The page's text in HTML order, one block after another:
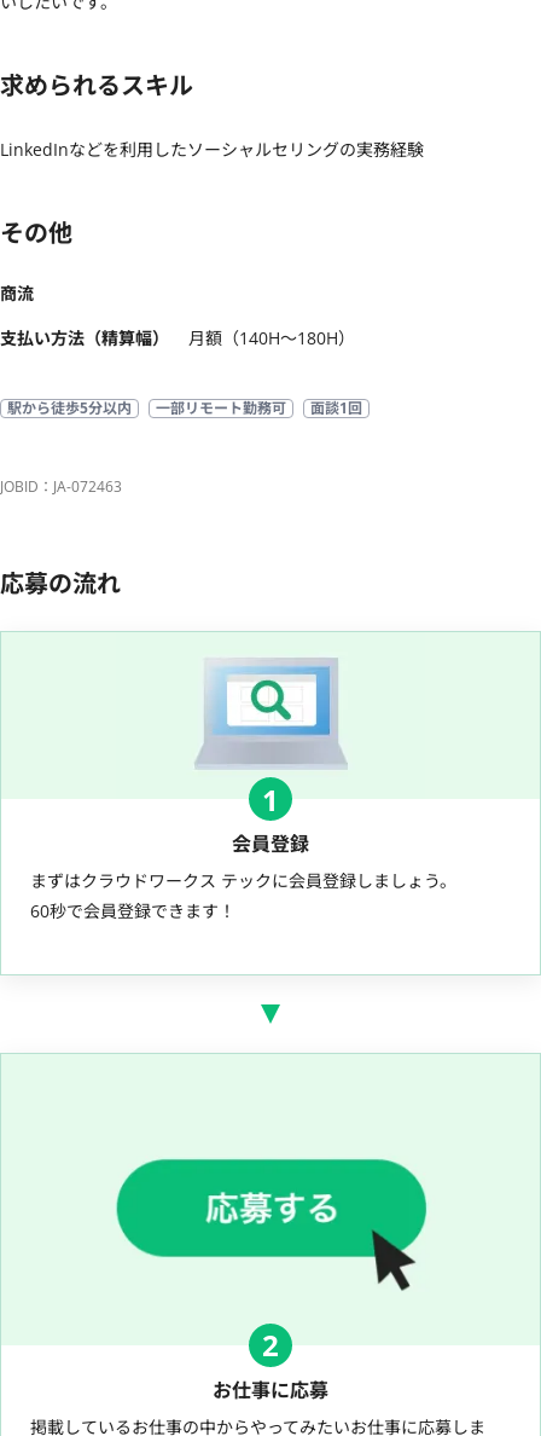
求められるスキル
LinkedInなどを利用したソーシャルセリングの実務経験
その他
商流
支払い方法（精算幅）
月額（140H〜180H）
駅から徒歩5分以内 一部リモート勤務可 面談1回
JOBID：JA-072463
応募の流れ
1
会員登録
まずはクラウドワークス テックに会員登録しましょう。
60秒で会員登録できます！
2
お仕事に応募
掲載しているお仕事の中からやってみたいお仕事に応募しま